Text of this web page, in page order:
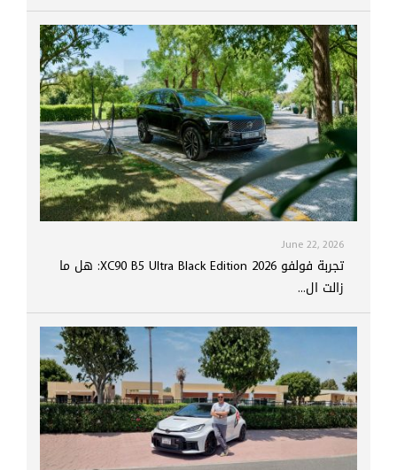
June 22, 2026
تجربة فولفو XC90 B5 Ultra Black Edition 2026: هل ما
زالت ال...